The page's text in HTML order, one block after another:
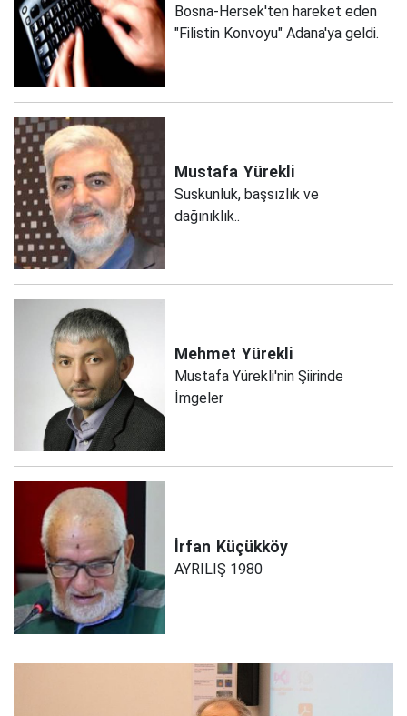
Bosna-Hersek'ten hareket eden
"Filistin Konvoyu" Adana'ya geldi.
Mustafa Yürekli
Suskunluk, başsızlık ve
dağınıklık..
Mehmet Yürekli
Mustafa Yürekli'nin Şiirinde
İmgeler
İrfan Küçükköy
AYRILIŞ 1980